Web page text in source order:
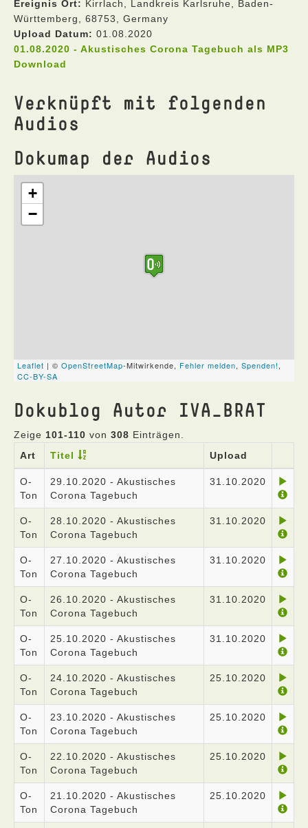
Ereignis Ort: Kirrlach, Landkreis Karlsruhe, Baden-
Württemberg, 68753, Germany
Upload Datum: 01.08.2020
01.08.2020 - Akustisches Corona Tagebuch als MP3
Download
Verknüpft mit folgenden
Audios
Dokumap der Audios
Dokublog Autor IVA_BRAT
Zeige 101-110 von 308 Einträgen.
Art
Titel Upload
O-
Ton
29.10.2020 - Akustisches
Corona Tagebuch
31.10.2020
O-
Ton
28.10.2020 - Akustisches
Corona Tagebuch
31.10.2020
O-
Ton
27.10.2020 - Akustisches
Corona Tagebuch
31.10.2020
O-
Ton
26.10.2020 - Akustisches
Corona Tagebuch
31.10.2020
O-
Ton
25.10.2020 - Akustisches
Corona Tagebuch
31.10.2020
O-
Ton
24.10.2020 - Akustisches
Corona Tagebuch
25.10.2020
O-
Ton
23.10.2020 - Akustisches
Corona Tagebuch
25.10.2020
O-
Ton
22.10.2020 - Akustisches
Corona Tagebuch
25.10.2020
O-
Ton
21.10.2020 - Akustisches
Corona Tagebuch
25.10.2020